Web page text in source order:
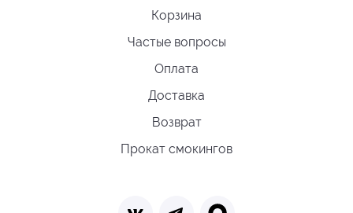
Корзина
Частые вопросы
Оплата
Доставка
Возврат
Прокат смокингов